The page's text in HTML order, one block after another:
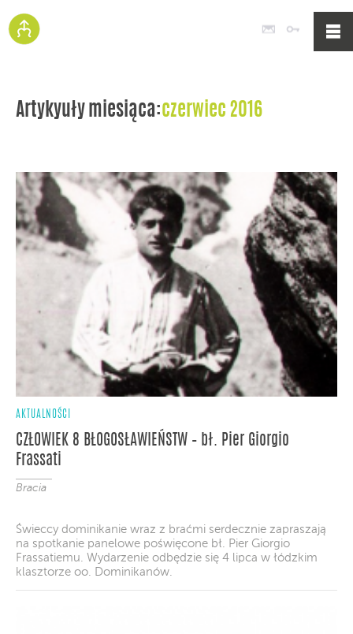
Poczta
Artykyuły miesiąca:czerwiec 2016
AKTUALNOŚCI
CZŁOWIEK 8 BŁOGOSŁAWIEŃSTW – bł. Pier Giorgio
Frassati
Bracia
Świeccy dominikanie wraz z braćmi serdecznie zapraszają
na spotkanie panelowe poświęcone bł. Pier Giorgio
Frassatiemu. Wydarzenie odbędzie się 4 lipca w łódzkim
klasztorze oo. Dominikanów.